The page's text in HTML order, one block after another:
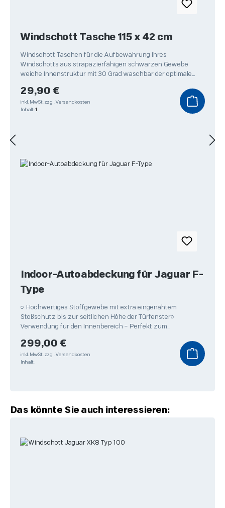
Windschott Tasche 115 x 42 cm
Windschott Taschen für die Aufbewahrung Ihres
Windschotts aus strapazierfähigen schwarzen Gewebe
weiche Innenstruktur mit 30 Grad waschbar der optimale
Regulärer Preis:
29,90 €
inkl. MwSt. zzgl. Versandkosten
Inhalt: 1
Indoor-Autoabdeckung für Jaguar F-
Type
○ Hochwertiges Stoffgewebe mit extra eingenähtem
Stoßschutz bis zur seitlichen Höhe der Türfenster○
Verwendung für den Innenbereich – Perfekt zum
Regulärer Preis:
299,00 €
inkl. MwSt. zzgl. Versandkosten
Inhalt:
Produktgalerie überspringen
Das könnte Sie auch interessieren: